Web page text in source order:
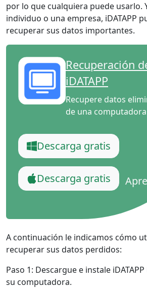
por lo que cualquiera puede usarlo.
individuo o una empresa, iDATAPP
recuperar sus datos importantes.
Recuperación
iDATAPP
Recupere datos
de una
Descarga gratis
Descarga gratis
A continuación le indicamos cómo
recuperar sus datos perdidos:
Paso 1: Descargue e instale
su computadora.